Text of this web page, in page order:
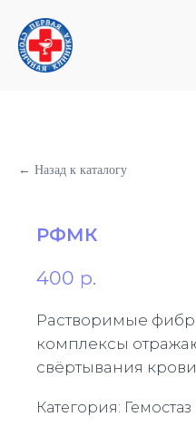
Первая Столичная
← Назад к каталогу
РФМК
400 р.
Растворимые
комплексы
свёртывания крови.
Категория: